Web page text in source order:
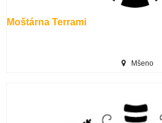
Moštárna Terrami
Mšeno